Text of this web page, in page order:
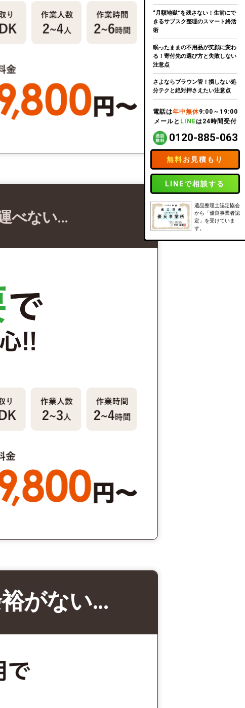
べない…
がない…
“月額地獄”を残さない！生前にで
きるサブスク整理のスマート終活
術
眠ったままの不用品が笑顔に変わ
る！寄付先の選び方と失敗しない
注意点
さよならブラウン管！損しない処
分テクと絶対押さえたい注意点
電話は年中無休9:00～19:00
メールと LINEは24時間受付
0120-885-063
無料お見積もり
LINEで相談する
遺品整理士認定協会
から「優良事業者認
定」を受けていま
す。